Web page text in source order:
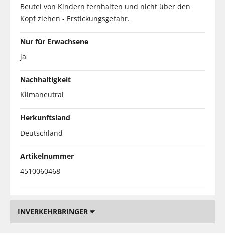
Beutel von Kindern fernhalten und nicht über den
Kopf ziehen - Erstickungsgefahr.
Nur für Erwachsene
ja
Nachhaltigkeit
Klimaneutral
Herkunftsland
Deutschland
Artikelnummer
4510060468
INVERKEHRBRINGER